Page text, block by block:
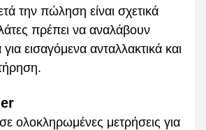
την πώληση είναι σχετικά
πρέπει να αναλάβουν
εισαγόμενα ανταλλακτικά και
ολοκληρωμένες μετρήσεις για